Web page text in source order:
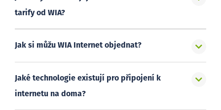
tarify od WIA?
Jak si můžu WIA Internet objednat?
Jaké technologie existují pro připojení k
internetu na doma?